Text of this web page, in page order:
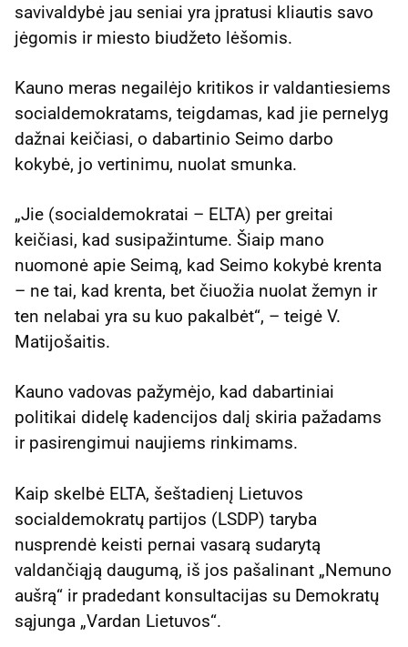
savivaldybė jau seniai yra įpratusi kliautis savo
jėgomis ir miesto biudžeto lėšomis.
Kauno meras negailėjo kritikos ir valdantiesiems
socialdemokratams, teigdamas, kad jie pernelyg
dažnai keičiasi, o dabartinio Seimo darbo
kokybė, jo vertinimu, nuolat smunka.
„Jie (socialdemokratai – ELTA) per greitai
keičiasi, kad susipažintume. Šiaip mano
nuomonė apie Seimą, kad Seimo kokybė krenta
– ne tai, kad krenta, bet čiuožia nuolat žemyn ir
ten nelabai yra su kuo pakalbėt“, – teigė V.
Matijošaitis.
Kauno vadovas pažymėjo, kad dabartiniai
politikai didelę kadencijos dalį skiria pažadams
ir pasirengimui naujiems rinkimams.
Kaip skelbė ELTA, šeštadienį Lietuvos
socialdemokratų partijos (LSDP) taryba
nusprendė keisti pernai vasarą sudarytą
valdančiąją daugumą, iš jos pašalinant „Nemuno
aušrą“ ir pradedant konsultacijas su Demokratų
sąjunga „Vardan Lietuvos“.